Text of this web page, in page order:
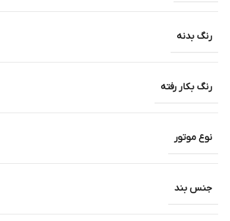
رنگ بدنه
رنگ بکار رفته
نوع موتور
جنس بند